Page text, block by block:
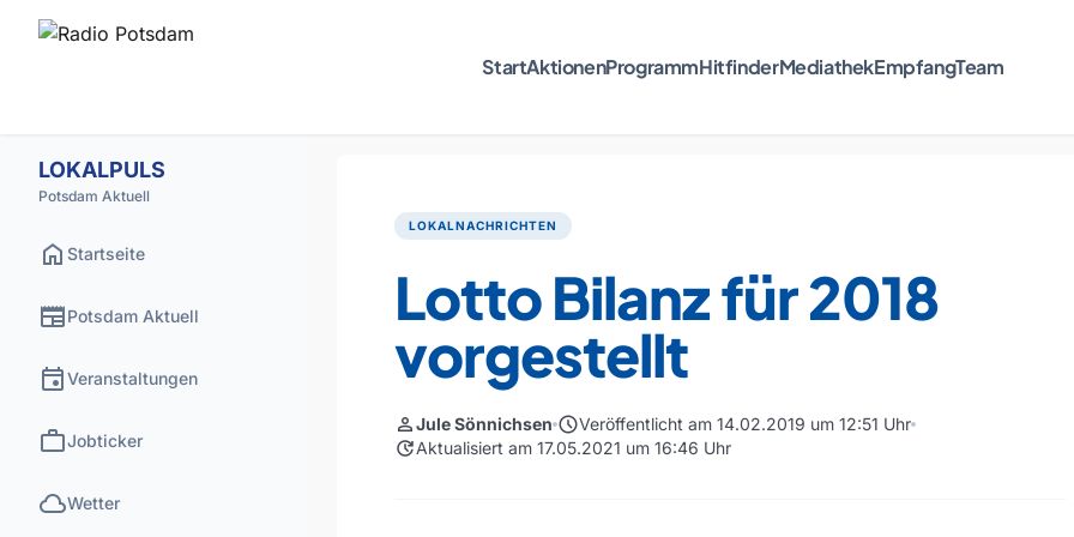
StartAktionenProgrammHitfinderMediathekEmpfangTeam
LOKALPULS
Potsdam Aktuell
home Startseite
newspaperPotsdam Aktuell
eventVeranstaltungen
workJobticker
cloudWetter
LOKALNACHRICHTEN
Lotto Bilanz für 2018
vorgestellt
personJule Sönnichsen scheduleVeröffentlicht am 14.02.2019 um 12:51 Uhr
updateAktualisiert am 17.05.2021 um 16:46 Uhr